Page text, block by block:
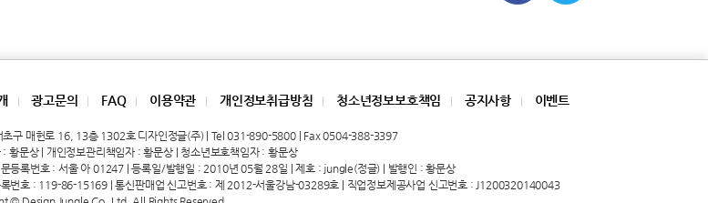
광고문의 FAQ 이용약관 개인정보취급방침 청소년정보보호책임 공지사항 이벤트
초구 매헌로 16, 13층 1302호 디자인정글(주) | Tel 031-890-5800 | Fax 0504-388-3397
: 황문상 | 개인정보관리책임자 : 황문상 | 청소년보호책임자 : 황문상
등록번호 : 서울 아 01247 | 등록일/발행일 : 2010년 05월 28일 | 제호 : jungle(정글) | 발행인 : 황문상
번호 : 119-86-15169 | 통신판매업 신고번호 : 제 2012-서울강남-03289호 | 직업정보제공사업 신고번호 : J1200320140043